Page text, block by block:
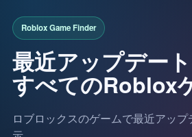
最近アップデー
すべてのRoblox
ロブロックスのゲームで最近アッ